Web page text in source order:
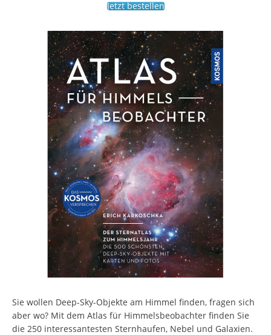
Jetzt bestellen
Sie wollen Deep-Sky-Objekte am Himmel finden, fragen sich
aber wo? Mit dem Atlas für Himmelsbeobachter finden Sie
die 250 interessantesten Sternhaufen, Nebel und Galaxien.